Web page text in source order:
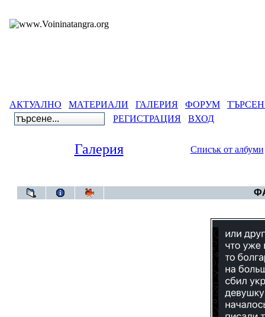
АКТУАЛНО МАТЕРИАЛИ ГАЛЕРИЯ ФОРУМ
РЕГИСТРАЦИЯ
ВХОД
Галерия Списък от албуми